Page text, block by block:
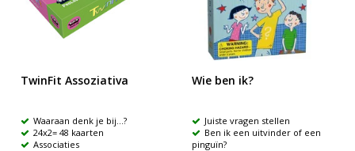
TwinFit Assoziativa
Waaraan denk je bij...?
24x2= 48 kaarten
Associaties
Wie ben ik?
Juiste vragen stellen
Ben ik een uitvinder of een
pinguïn?